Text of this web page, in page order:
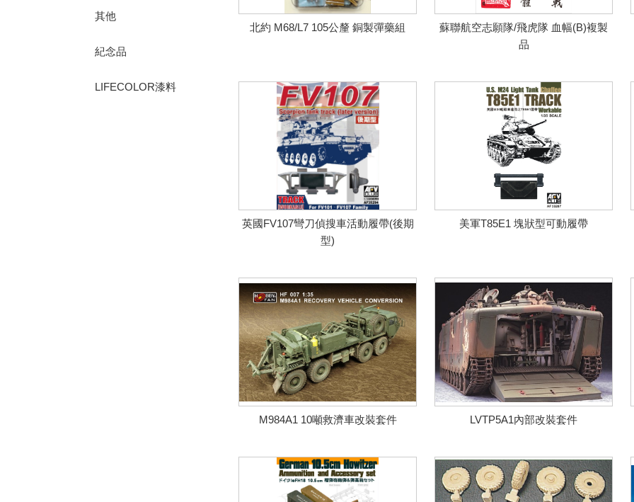
其他
紀念品
LIFECOLOR漆料
北約 M68/L7 105公釐 銅製彈藥組
蘇聯航空志願隊/飛虎隊 血幅(B)複製
品
英國FV107彎刀偵搜車活動履帶(後期
型)
美軍T85E1 塊狀型可動履帶
M984A1 10噸救濟車改裝套件 LVTP5A1內部改裝套件